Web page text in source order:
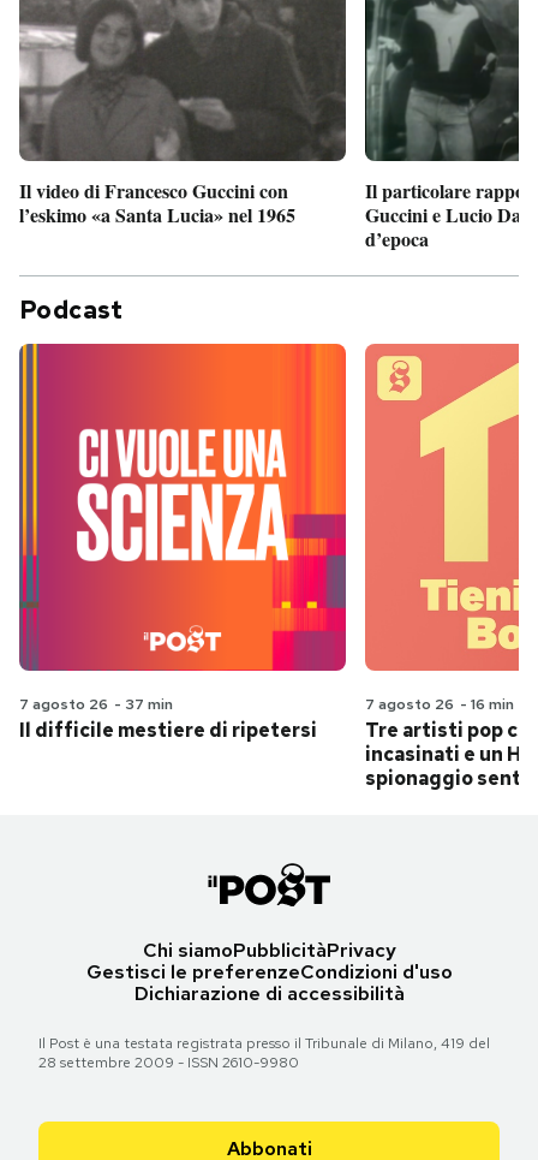
Il video di Francesco Guccini con
l’eskimo «a Santa Lucia» nel 1965
Il particolare
Guccini e Lucio
d’epoca
Podcast
7 agosto 26 - 37 min
Il difficile mestiere di ripetersi
7 agosto 26 - 16 min
Tre artisti pop
incasinati e un
spionaggio
Chi siamoPubblicitàPrivacy
Gestisci le preferenzeCondizioni d'uso
Dichiarazione di accessibilità
Il Post è una testata registrata presso il Tribunale di Milano, 419 del
28 settembre 2009 - ISSN 2610-9980
Abbonati